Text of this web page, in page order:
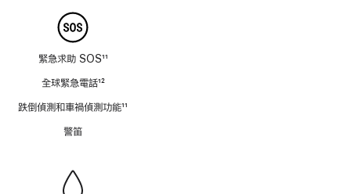
緊急求助 SOS11
全球緊急電話12
跌倒偵測和車禍偵測功能11
警笛